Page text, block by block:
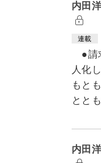
内田
連載
●請
人化
もと
とと
内田